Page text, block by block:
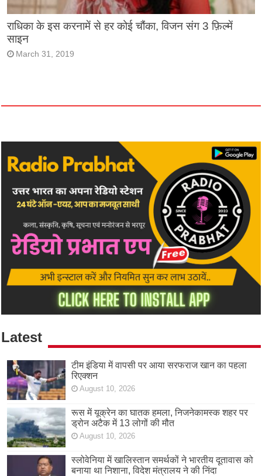
राधिका के इस करनामें से हर कोई चौंका, विजन संग 3 फ़िल्में
साइन
March 31, 2019
Latest
टीम इंडिया में वापसी पर आया सरफराज खान का पहला
रिएक्शन
August 10, 2026
रूस में यूक्रेन का घातक हमला, निजनेकामस्क शहर पर
ड्रोन अटैक में 13 लोगों की मौत
August 10, 2026
स्लोवेनिया में खालिस्तान समर्थकों ने भारतीय दूतावास को
बनाया था निशाना, विदेश मंत्रालय ने की निंदा